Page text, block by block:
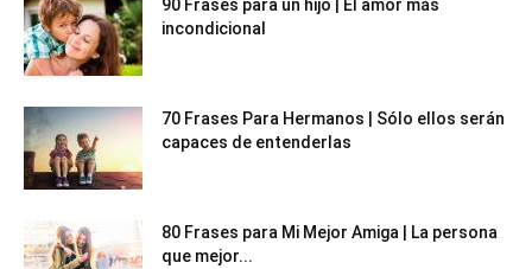
90 Frases para un hijo | El amor más
incondicional
70 Frases Para Hermanos | Sólo ellos serán
capaces de entenderlas
80 Frases para Mi Mejor Amiga | La persona
que mejor...